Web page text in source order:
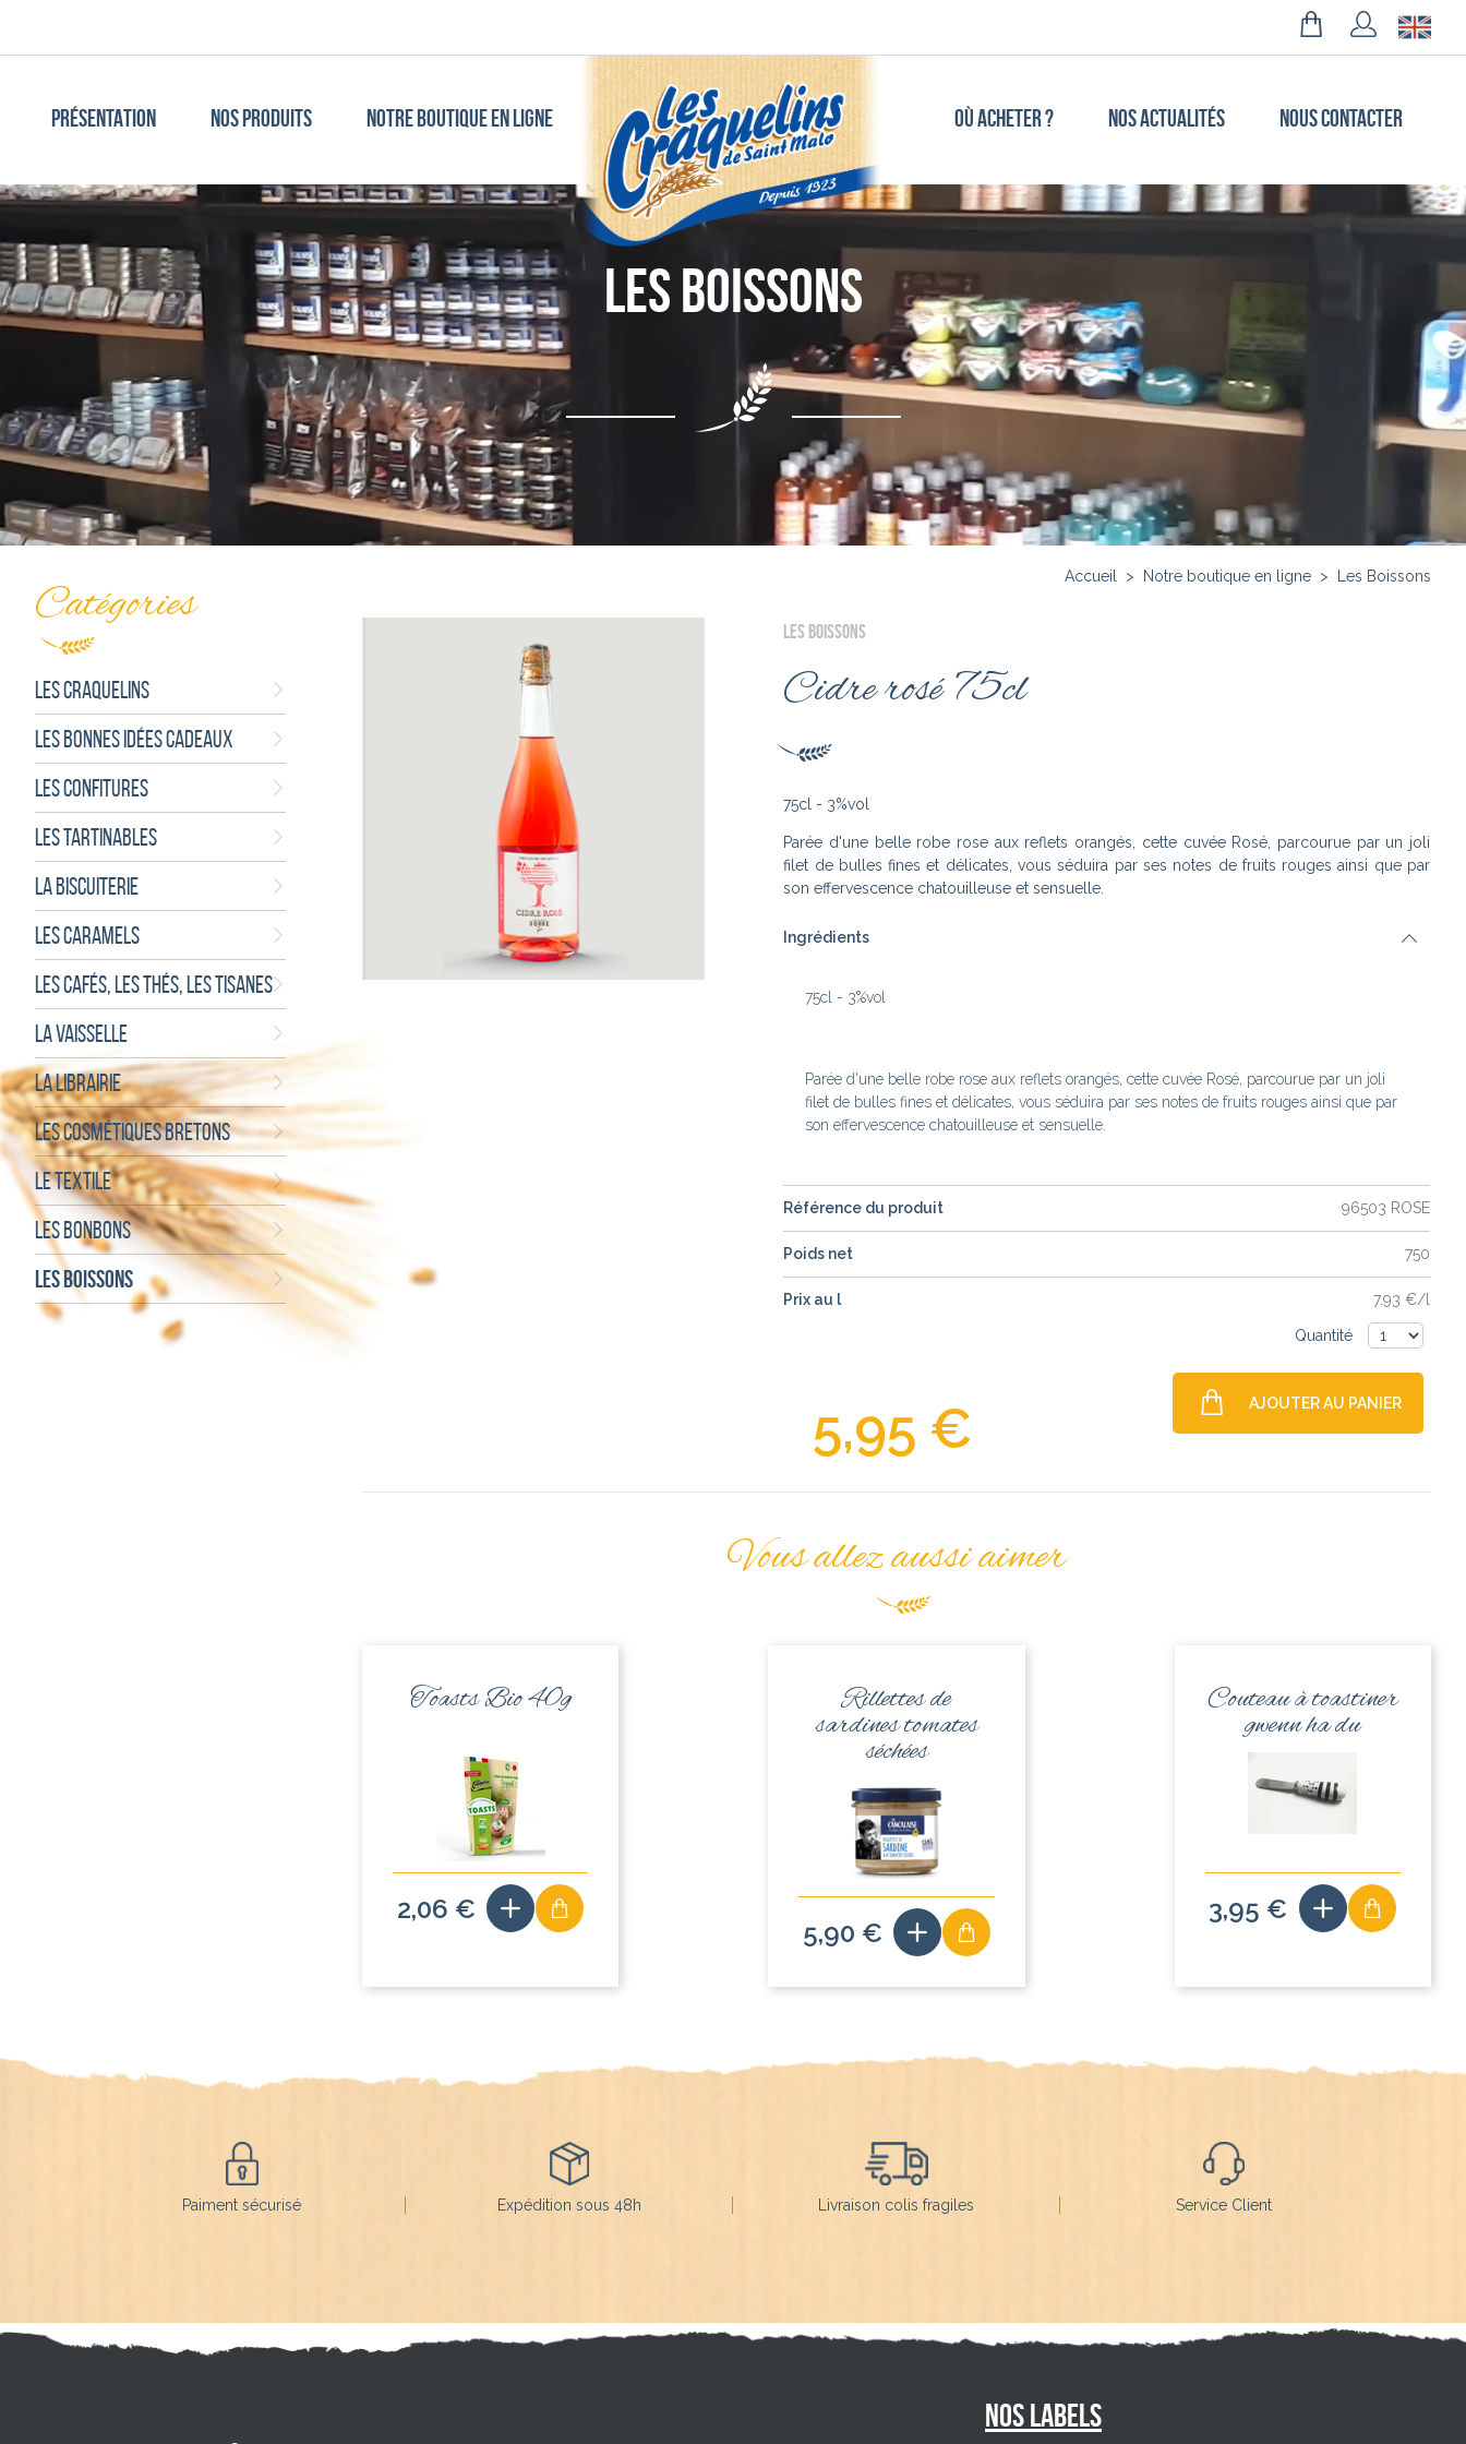
PRÉSENTATION NOS PRODUITS NOTRE BOUTIQUE EN LIGNE OÙ ACHETER ? NOS ACTUALITÉS NOUS CONTACTER
Les Boissons
Catégories
LES CRAQUELINS
LES BONNES IDÉES CADEAUX
LES CONFITURES
LES TARTINABLES
LA BISCUITERIE
LES CARAMELS
LES CAFÉS, LES THÉS, LES TISANES
LA VAISSELLE
LA LIBRAIRIE
LES COSMÉTIQUES BRETONS
LE TEXTILE
LES BONBONS
LES BOISSONS
Accueil > Notre boutique en ligne > Les Boissons
LES BOISSONS
Cidre rosé 75cl
75cl - 3%vol
Parée d'une belle robe rose aux reflets orangés, cette cuvée Rosé, parcourue par un joli
filet de bulles fines et délicates, vous séduira par ses notes de fruits rouges ainsi que par
son effervescence chatouilleuse et sensuelle.
Ingrédients
75cl - 3%vol
Parée d'une belle robe rose aux reflets orangés, cette cuvée Rosé, parcourue par un joli
filet de bulles fines et délicates, vous séduira par ses notes de fruits rouges ainsi que par
son effervescence chatouilleuse et sensuelle.
Référence du produit 96503 ROSE
Poids net 750
Prix au l 7.93 €/l
5,95 €
Quantité
AJOUTER AU PANIER
Vous allez aussi aimer
Toasts Bio 40g
2,06 €
Rillettes de
sardines tomates
séchées
5,90 €
Couteau à toastiner
gwenn ha du
3,95 €
Paiment sécurisé Expédition sous 48h Livraison colis fragiles Service Client
Nos labels